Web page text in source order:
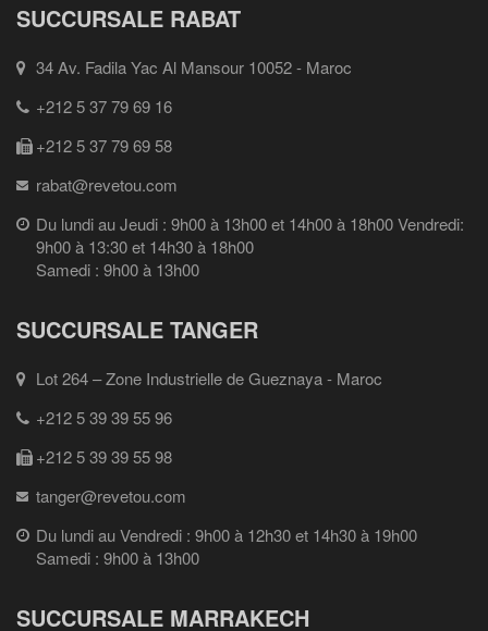
SUCCURSALE RABAT
34 Av. Fadila Yac Al Mansour 10052 - Maroc
+212 5 37 79 69 16
+212 5 37 79 69 58
rabat@revetou.com
Du lundi au Jeudi : 9h00 à 13h00 et 14h00 à 18h00 Vendredi:
9h00 à 13:30 et 14h30 à 18h00
Samedi : 9h00 à 13h00
SUCCURSALE TANGER
Lot 264 – Zone Industrielle de Gueznaya - Maroc
+212 5 39 39 55 96
+212 5 39 39 55 98
tanger@revetou.com
Du lundi au Vendredi : 9h00 à 12h30 et 14h30 à 19h00
Samedi : 9h00 à 13h00
SUCCURSALE MARRAKECH